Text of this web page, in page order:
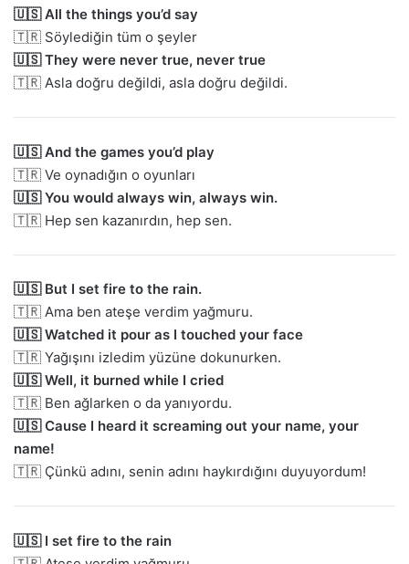
🇺🇸 All the things you’d say
🇹🇷 Söylediğin tüm o şeyler
🇺🇸 They were never true, never true
🇹🇷 Asla doğru değildi, asla doğru değildi.
🇺🇸 And the games you’d play
🇹🇷 Ve oynadığın o oyunları
🇺🇸 You would always win, always win.
🇹🇷 Hep sen kazanırdın, hep sen.
🇺🇸 But I set fire to the rain.
🇹🇷 Ama ben ateşe verdim yağmuru.
🇺🇸 Watched it pour as I touched your face
🇹🇷 Yağışını izledim yüzüne dokunurken.
🇺🇸 Well, it burned while I cried
🇹🇷 Ben ağlarken o da yanıyordu.
🇺🇸 Cause I heard it screaming out your name, your
name!
🇹🇷 Çünkü adını, senin adını haykırdığını duyuyordum!
🇺🇸 I set fire to the rain